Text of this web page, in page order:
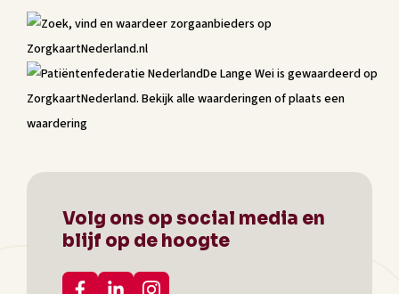
De Lange Weiis gewaardeerd op
ZorgkaartNederland. Bekijk alle waarderingenofplaats een
waardering
Volg ons op social media en
blijf op de hoogte